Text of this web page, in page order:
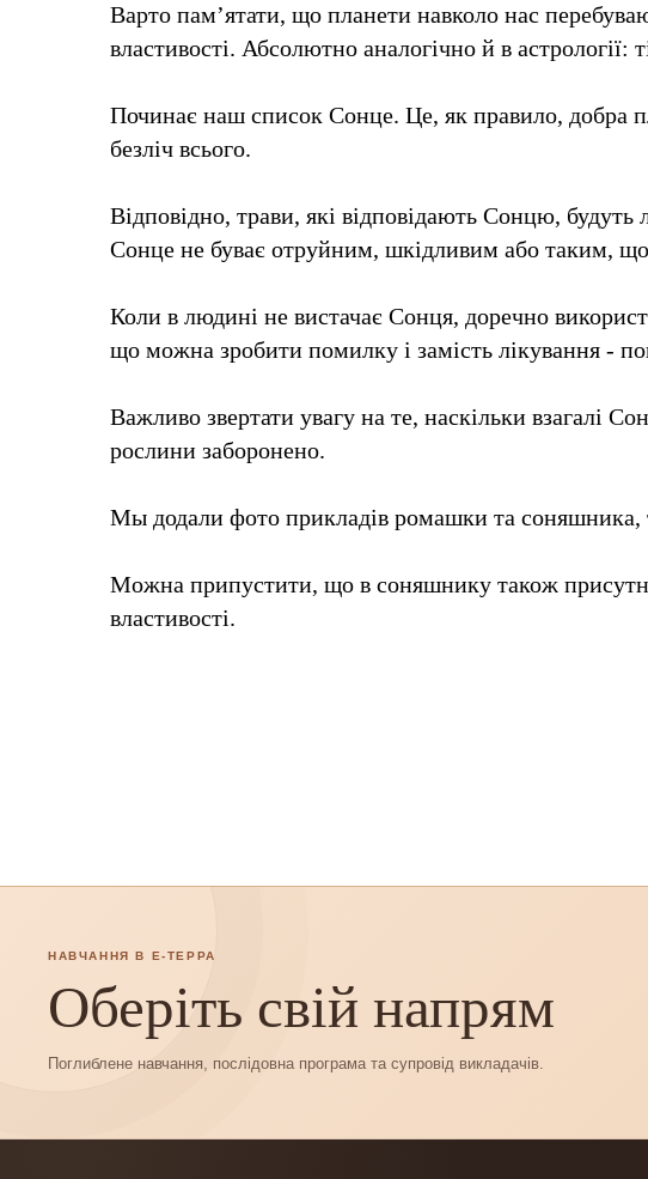
Варто пам’ятати, що планети навколо нас
властивості. Абсолютно аналогічно й в
Починає наш список Сонце. Це, як правило, добра
безліч всього.
Відповідно, трави, які відповідають Сонцю,
Сонце не буває отруйним, шкідливим або таким, що
Коли в людині не вистачає Сонця, доречно
що можна зробити помилку і замість лікування -
Важливо звертати увагу на те, наскільки взагалі
рослини заборонено.
Мы додали фото прикладів ромашки та
Можна припустити, що в соняшнику також
властивості.
НАВЧАННЯ В Е-ТЕРРА
Оберіть свій напрям
Поглиблене навчання, послідовна програма та супровід викладачів.